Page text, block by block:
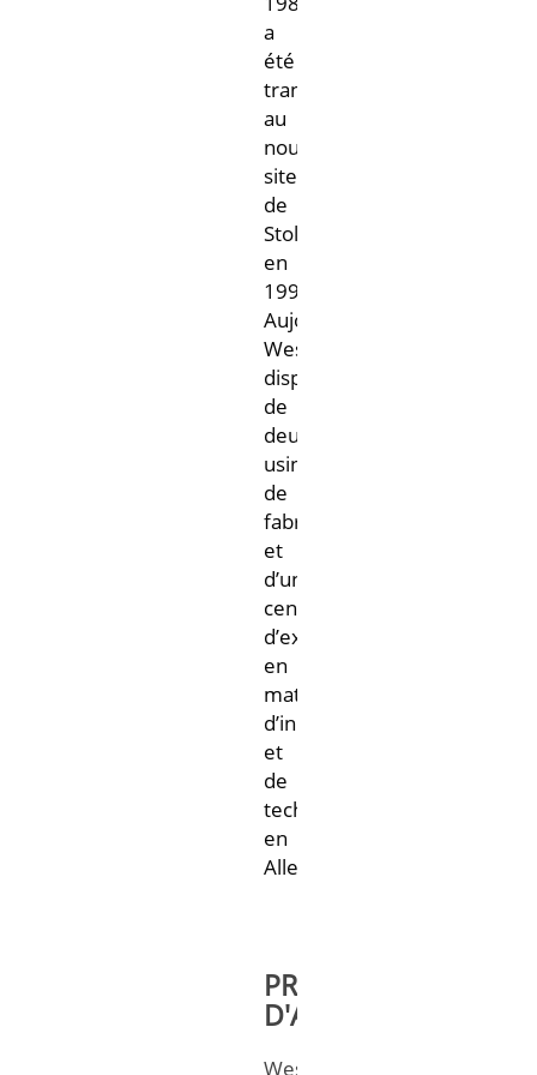
a
été
transférée
au
nouveau
site
de
Stolberg
en
1990.
Aujourd’hui’hui,
West
dispose
de
deux
usines
de
fabrication
et
d’un
centre
d’excellence
en
matière
d’innovation
et
de
technologie
en
Allemagne.
PROGRAMMES
D'APPRENTISSAGE
West